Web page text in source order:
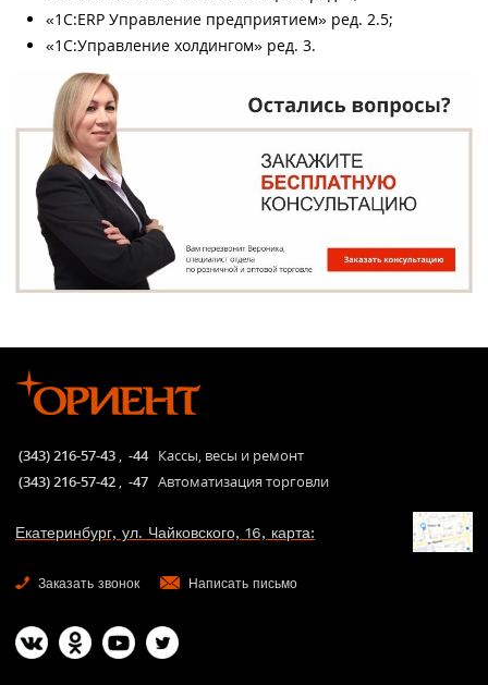
«1С:ERP Управление предприятием» ред. 2.5;
«1С:Управление холдингом» ред. 3.
(343) 216-57-43 , -44 Кассы, весы и ремонт
(343) 216-57-42 , -47 Автоматизация торговли
Екатеринбург, ул. Чайковского, 16, карта:
Заказать звонок Написать письмо